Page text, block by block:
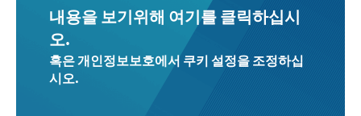
내용을 보기위해 여기를 클릭하십시
오.
혹은 개인정보보호에서 쿠키 설정을 조정하십
시오.